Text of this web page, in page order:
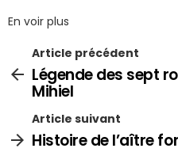
En voir plus
Article précédent
Légende des sept
Mihiel
Article suivant
Histoire de l’aître